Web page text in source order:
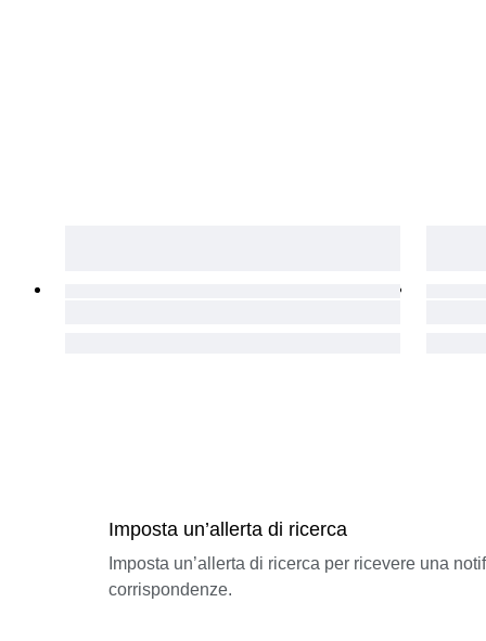
Imposta un’allerta di ricerca
Imposta un’allerta di ricerca per ricevere una
corrispondenze.